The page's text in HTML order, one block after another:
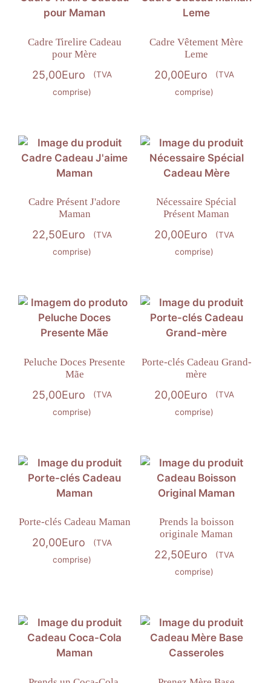
Cadre Tirelire Cadeau
pour Mère
25,00Euro
(TVA
comprise)
Cadre Vêtement Mère
Leme
20,00Euro
(TVA
comprise)
Cadre Présent J'adore
Maman
22,50Euro
(TVA
comprise)
Nécessaire Spécial
Présent Maman
20,00Euro
(TVA
comprise)
Peluche Doces Presente
Mãe
25,00Euro
(TVA
comprise)
Porte-clés Cadeau Grand-
mère
20,00Euro
(TVA
comprise)
Porte-clés Cadeau Maman
20,00Euro
(TVA
comprise)
Prends la boisson
originale Maman
22,50Euro
(TVA
comprise)